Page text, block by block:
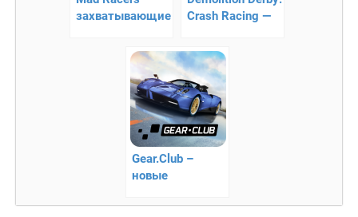
захватывающие
Crash Racing —
гонки
Gear.Club –
новые
гонки!